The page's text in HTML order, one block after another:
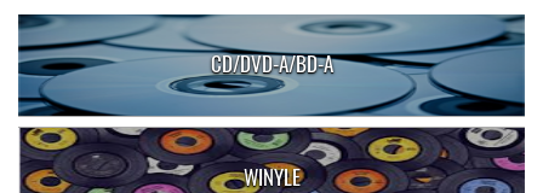
CD/DVD-A/BD-A
WINYLE